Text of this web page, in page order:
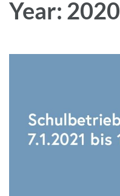
Year: 2020